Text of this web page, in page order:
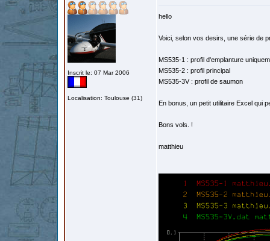
Inscrit le: 07 Mar 2006
Localisation: Toulouse (31)
hello
Voici, selon vos desirs, une série de
MS535-1 : profil d'emplanture
MS535-2 : profil principal
MS535-3V : profil de saumon
En bonus, un petit utilitaire Excel qui
Bons vols. !
matthieu